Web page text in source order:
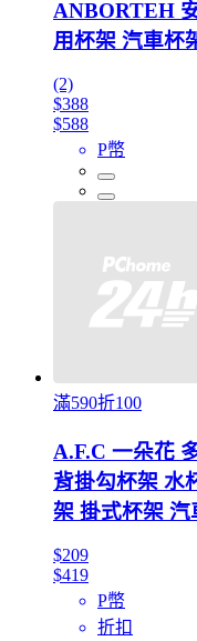
ANBORTEH
用杯架 汽車杯
(2)
$388
$588
P幣
滿590折100
A.F.C 一朵花
背掛勾杯架 水
架 掛式杯架 汽
$209
$419
P幣
折扣